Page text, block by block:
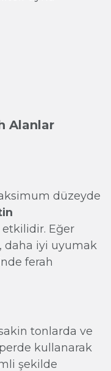
Alanlar
düzeyde
Eğer
daha iyi uyumak
ferah
tonlarda ve
kullanarak
şekilde